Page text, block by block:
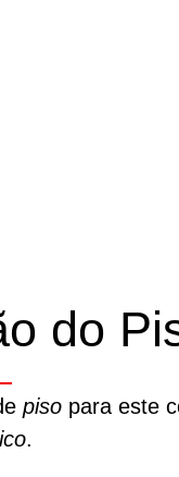
do
pisopara este
.